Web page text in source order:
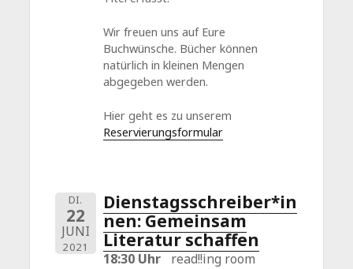
Wir freuen uns auf Eure
Buchwünsche. Bücher können
natürlich in kleinen Mengen
abgegeben werden.
Hier geht es zu unserem
Reservierungsformular
DI.
22
JUNI
2021
Dienstagsschreiber*in
nen: Gemeinsam
Literatur schaffen
18:30 Uhr read!!ing room